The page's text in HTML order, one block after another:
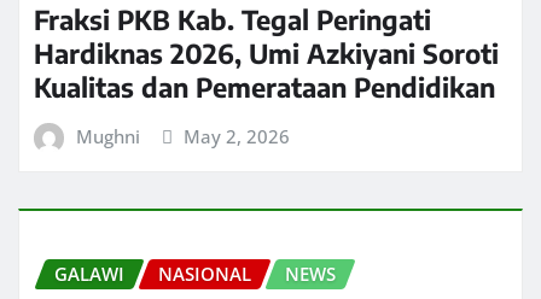
Fraksi PKB Kab. Tegal Peringati
Hardiknas 2026, Umi Azkiyani Soroti
Kualitas dan Pemerataan Pendidikan
Mughni May 2, 2026
GALAWI NASIONAL NEWS